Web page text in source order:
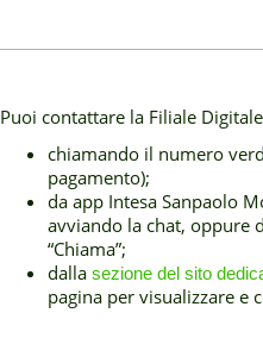
Puoi contattare la Filiale
chiamando il numero
pagamento);
da app Intesa Sanpaolo
avviando la chat, oppure
“Chiama”;
dalla sezione del sito
pagina per visualizzare e